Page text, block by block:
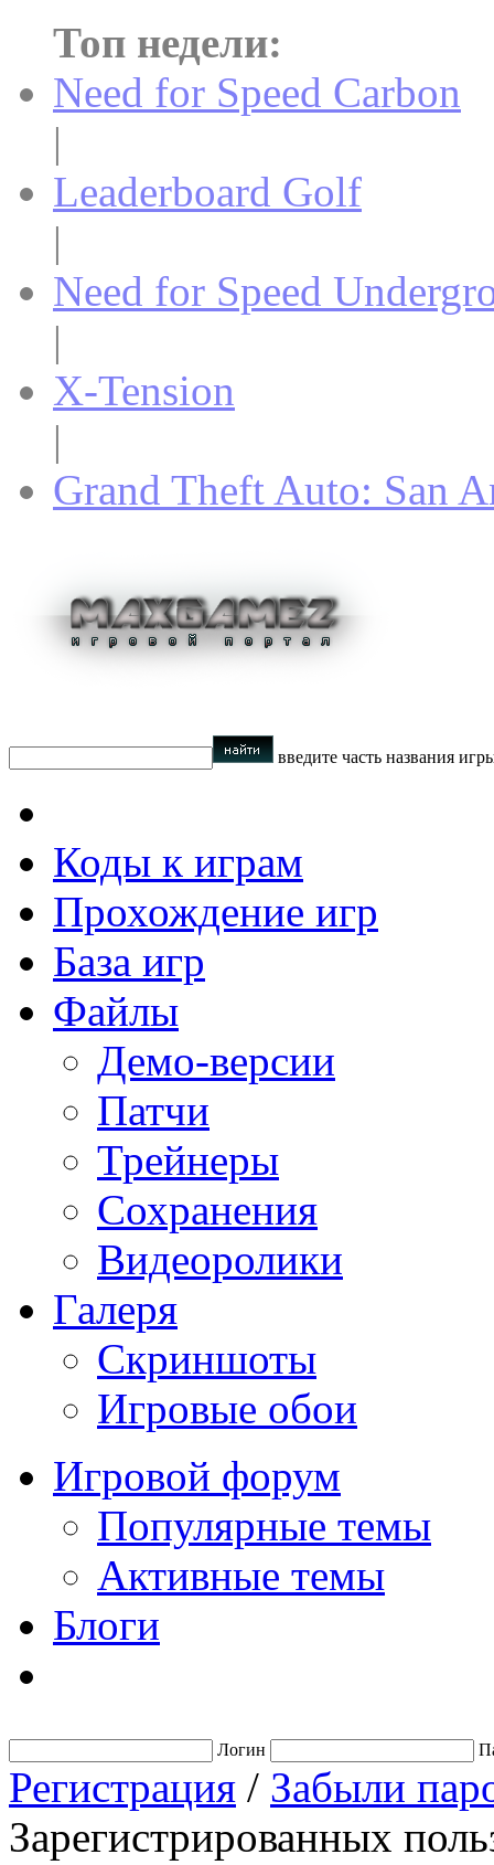
Топ недели:
Need for Speed Carbon
|
Leaderboard Golf
|
Need for Speed
|
X-Tension
|
Grand Theft Auto: San
введите часть названия
Коды к играм
Прохождение игр
База игр
Файлы
Демо-версии
Патчи
Трейнеры
Сохранения
Видеоролики
Галеря
Скриншоты
Игровые обои
Игровой форум
Популярные темы
Активные темы
Блоги
Логин
Регистрация / Забыли
Зарегистрированных